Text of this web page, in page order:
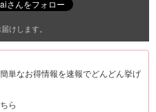
けします。
単なお得情報を速報でどんどん挙げ
ら